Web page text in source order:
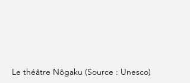
Le théâtre Nôgaku (Source : Unesco)